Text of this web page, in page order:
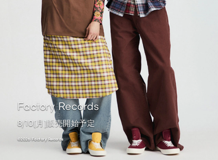
Factory Records
8/10(月)販売開始予定
©2026 Factory Records ​